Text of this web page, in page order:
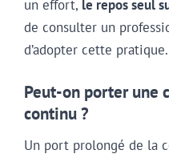
un effort, le repos seul
de consulter un
d’adopter cette pratique.
Peut-on porter une
continu ?
Un port prolongé de la